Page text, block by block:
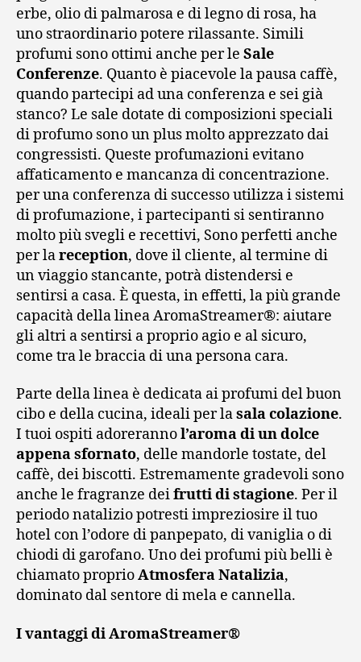
erbe, olio di palmarosa e di legno di rosa, ha
uno straordinario potere rilassante. Simili
profumi sono ottimi anche per le Sale
Conferenze. Quanto è piacevole la pausa caffè,
quando partecipi ad una conferenza e sei già
stanco? Le sale dotate di composizioni speciali
di profumo sono un plus molto apprezzato dai
congressisti. Queste profumazioni evitano
affaticamento e mancanza di concentrazione.
per una conferenza di successo utilizza i sistemi
di profumazione, i partecipanti si sentiranno
molto più svegli e recettivi, Sono perfetti anche
per lareception, dove il cliente, al termine di
un viaggio stancante, potrà distendersi e
sentirsi a casa. È questa, in effetti, la più grande
capacità della linea AromaStreamer®: aiutare
gli altri a sentirsi a proprio agio e al sicuro,
come tra le braccia di una persona cara.
Parte della linea è dedicata ai profumi del buon
cibo e della cucina, ideali per lasala colazione.
I tuoi ospiti adorerannol’aroma di un dolce
appena sfornato, delle mandorle tostate, del
caffè, dei biscotti. Estremamente gradevoli sono
anche le fragranze deifrutti di stagione. Per il
periodo natalizio potresti impreziosire il tuo
hotel con l’odore di panpepato, di vaniglia o di
chiodi di garofano. Uno dei profumi più belli è
chiamato proprioAtmosfera Natalizia,
dominato dal sentore di mela e cannella.
I vantaggi di AromaStreamer®